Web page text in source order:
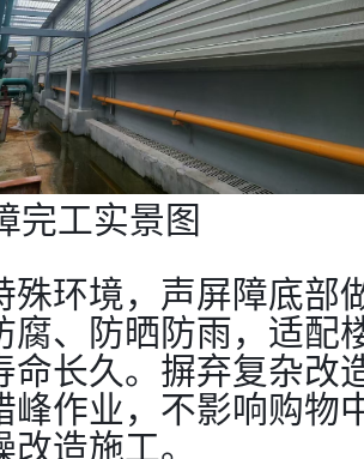
完工实景图
殊环境，声屏障底部
腐、防晒防雨，适配
命长久。摒弃复杂改
峰作业，不影响购物
造施工。